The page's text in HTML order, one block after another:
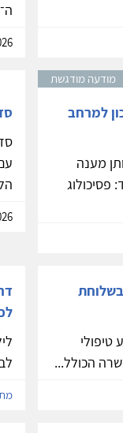
ה־ROCD קורס מקצועי מבית OCD Clinic, המיועד
מודעה מודגשת
למרחב
מענה
פסיכולוג
הכולל...